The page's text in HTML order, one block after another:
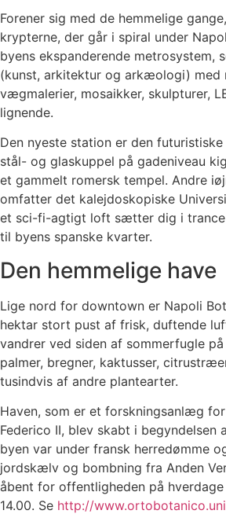
Forener sig med de hemmelige
krypterne, der går i spiral under
byens ekspanderende metrosystem,
(kunst, arkitektur og arkæologi) med
vægmalerier, mosaikker, skulpturer,
lignende.
Den nyeste station er den
stål- og glaskuppel på gadeniveau
et gammelt romersk tempel. Andre
omfatter det kalejdoskopiske
et sci-fi-agtigt loft sætter dig i trance
til byens spanske kvarter.
Den hemmelige have
Lige nord for downtown er Napoli
hektar stort pust af frisk, duftende
vandrer ved siden af ​​sommerfugle
palmer, bregner, kaktusser,
tusindvis af andre plantearter.
Haven, som er et forskningsanlæg
Federico II, blev skabt i begyndelsen
byen var under fransk herredømme
jordskælv og bombning fra Anden
åbent for offentligheden på
14.00. Se http://